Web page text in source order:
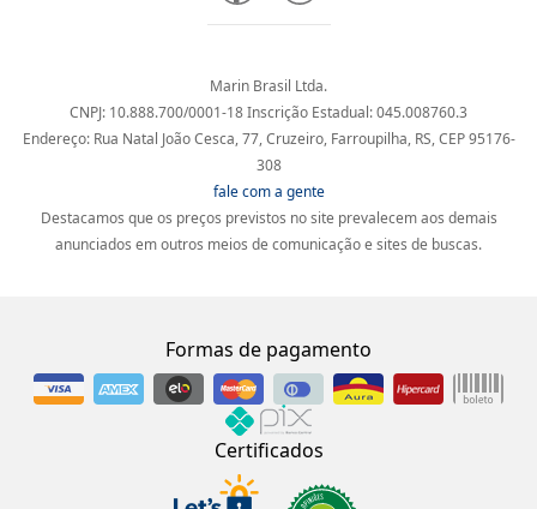
Marin Brasil Ltda.
CNPJ: 10.888.700/0001-18 Inscrição Estadual: 045.008760.3
Endereço: Rua Natal João Cesca, 77, Cruzeiro, Farroupilha, RS, CEP 95176-
308
fale com a gente
Destacamos que os preços previstos no site prevalecem aos demais
anunciados em outros meios de comunicação e sites de buscas.
Formas de pagamento
Certificados